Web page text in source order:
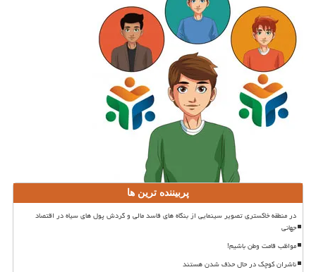
پربیننده ترین ها
در منطقه خاکستری تصویر سینمایی از بنگاه های فاسد مالی و گردش پول های سیاه در اقتصاد
جهانی
مواظب قامت وطن باشیم!
ناشران کوچک در حال حذف شدن هستند